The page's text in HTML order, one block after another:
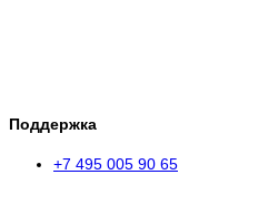
Поддержка
+7 495 005 90 65